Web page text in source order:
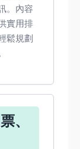
。內容
實用排
鬆規劃
、